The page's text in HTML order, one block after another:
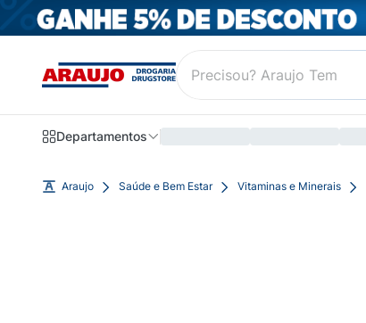
Departamentos
Araujo Saúde e Bem Estar Vitaminas e Minerais